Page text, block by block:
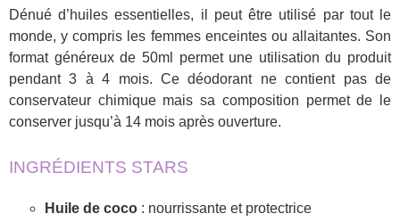
Dénué d’huiles essentielles, il peut être utilisé par tout le
monde, y compris les femmes enceintes ou allaitantes. Son
format généreux de 50ml permet une utilisation du produit
pendant 3 à 4 mois. Ce déodorant ne contient pas de
conservateur chimique mais sa composition permet de le
conserver jusqu’à 14 mois après ouverture.
INGRÉDIENTS STARS
Huile de coco : nourrissante et protectrice